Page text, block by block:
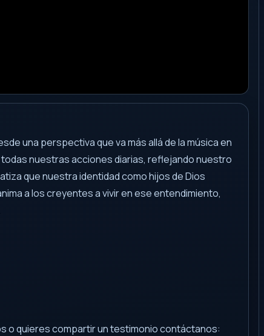
una perspectiva que va más allá de la música en
nuestras acciones diarias, reflejando nuestro
que nuestra identidad como hijos de Dios
a los creyentes a vivir en ese entendimiento,
o quieres compartir un testimonio contáctanos: